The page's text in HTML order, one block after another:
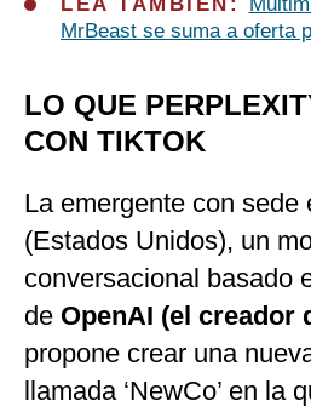
MrBeast se suma a oferta
LO QUE
CON TIKTOK
La emergente con sede
(Estados Unidos), un
conversacional basado
de OpenAI (el creador
propone crear una
llamada ‘NewCo’ en la